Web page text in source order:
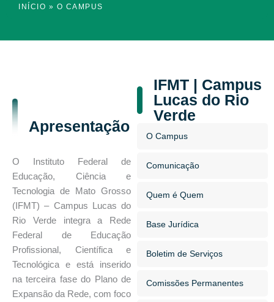
INÍCIO » O CAMPUS
Apresentação
O Instituto Federal de
Educação, Ciência e
Tecnologia de Mato Grosso
(IFMT) – Campus Lucas do
Rio Verde integra a Rede
Federal de Educação
Profissional, Científica e
Tecnológica e está inserido
na terceira fase do Plano de
Expansão da Rede, com foco
IFMT | Campus
Lucas do Rio
Verde
O Campus
Comunicação
Quem é Quem
Base Jurídica
Boletim de Serviços
Comissões Permanentes